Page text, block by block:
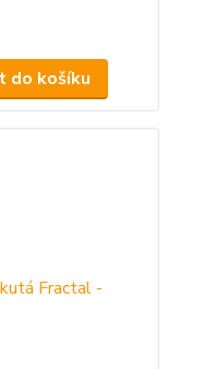
do košíku